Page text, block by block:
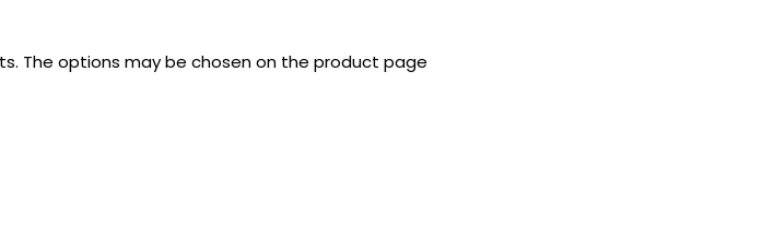
The options may be chosen on the product page